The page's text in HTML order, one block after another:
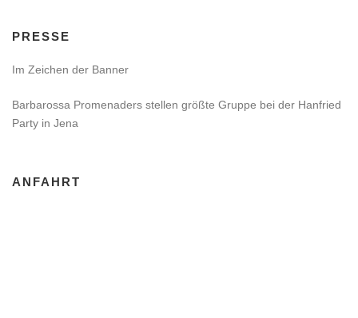
PRESSE
Im Zeichen der Banner
Barbarossa Promenaders stellen größte Gruppe bei der Hanfried
Party in Jena
ANFAHRT